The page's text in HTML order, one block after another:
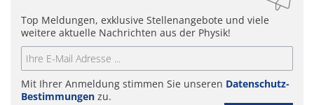
Top Meldungen, exklusive Stellenangebote und viele
weitere aktuelle Nachrichten aus der Physik!
Mit Ihrer Anmeldung stimmen Sie unseren Datenschutz-
Bestimmungen zu.